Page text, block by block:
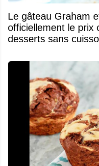
Le gâteau Graham et fraises se mérite
officiellement le prix
desserts sans